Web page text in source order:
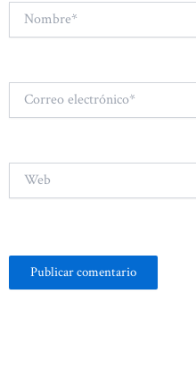
Nombre*
Correo
electrónico*
Web